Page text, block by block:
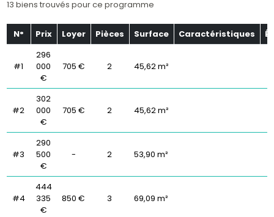
13 biens trouvés pour ce programme
N° Prix Loyer Pièces Surface Caractéristiques
#1
296
000
€
705 € 2 45,62 m²
#2
302
000
€
705 € 2 45,62 m²
#3
290
500
€
- 2 53,90 m²
#4
444
335
€
850 € 3 69,09 m²